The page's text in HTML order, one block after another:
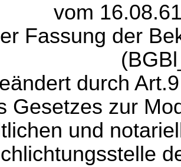
vom
Fassung der
durch
Gesetzes zur
und